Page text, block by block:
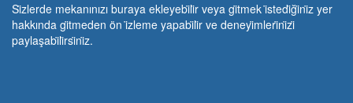
Si̇zlerde mekanınızı buraya ekleyebi̇li̇r veya gi̇tmek i̇stedi̇ği̇ni̇z yer
hakkında gi̇tmeden ön i̇zleme yapabi̇li̇r ve deneyi̇mleri̇ni̇zi̇
paylaşabi̇li̇rsi̇ni̇z.